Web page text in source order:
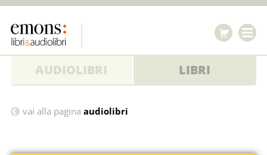
AUDIOLIBRI LIBRI
L'ora
vai alla pagina audiolibri